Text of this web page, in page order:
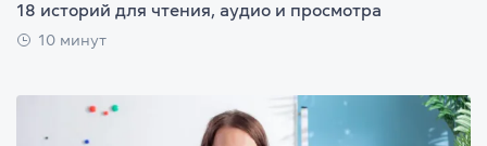
18 историй для чтения, аудио и просмотра
10 минут